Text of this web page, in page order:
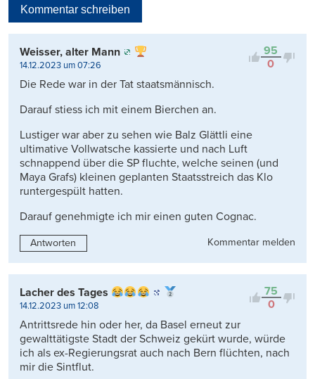
Kontrovers
Kommentar schreiben
95
0
Weisser, alter Mann
14.12.2023 um 07:26
Die Rede war in der Tat staatsmännisch.
Darauf stiess ich mit einem Bierchen an.
Lustiger war aber zu sehen wie Balz Glättli eine
ultimative Vollwatsche kassierte und nach Luft
schnappend über die SP fluchte, welche seinen (und
Maya Grafs) kleinen geplanten Staatsstreich das Klo
runtergespült hatten.
Darauf genehmigte ich mir einen guten Cognac.
Antworten Kommentar melden
75
0
Lacher des Tages
14.12.2023 um 12:08
Antrittsrede hin oder her, da Basel erneut zur
gewalttätigste Stadt der Schweiz gekürt wurde, würde
ich als ex-Regierungsrat auch nach Bern flüchten, nach
mir die Sintflut.